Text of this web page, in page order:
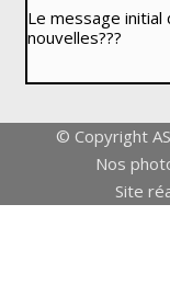
Le message
nouvelles???
© Copyright
Nos
Site